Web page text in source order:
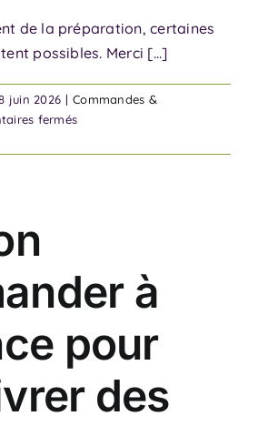
de la préparation, certaines
possibles. Merci [...]
juin 2026 | Commandes &
ferméssur
je
?
à
pour
des